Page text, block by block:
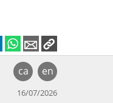
ca en
16/07/2026